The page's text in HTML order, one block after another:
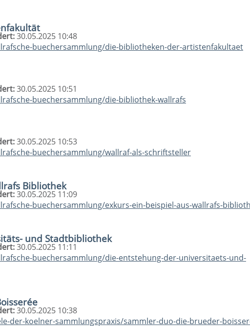
30.05.2025 10:48
buechersammlung/die-bibliotheken-der-artistenfakultaet
30.05.2025 10:51
buechersammlung/die-bibliothek-wallrafs
30.05.2025 10:53
buechersammlung/wallraf-als-schriftsteller
Bibliothek
30.05.2025 11:09
buechersammlung/exkurs-ein-beispiel-aus-wallrafs-
und Stadtbibliothek
30.05.2025 11:11
buechersammlung/die-entstehung-der-universitaets-und-
30.05.2025 10:38
der-koelner-sammlungspraxis/sammler-duo-die-brueder-